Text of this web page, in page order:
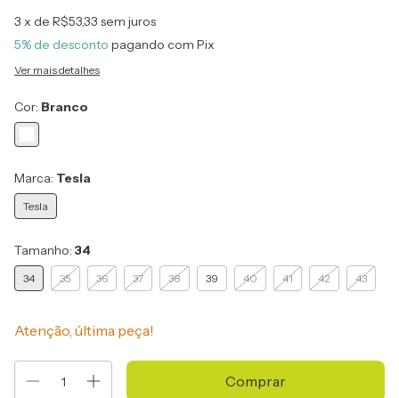
3 x de R$53,33 sem juros
5% de desconto pagando com Pix
Ver mais detalhes
Cor: Branco
Marca: Tesla
Tesla
Tamanho: 34
34 35 36 37 38 39 40 41 42 43
Atenção, última peça!